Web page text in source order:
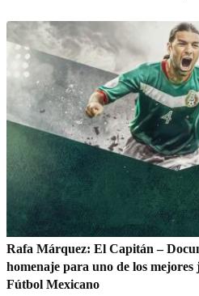
Rafa Márquez: El Capitán –
homenaje para uno de los
Fútbol Mexicano